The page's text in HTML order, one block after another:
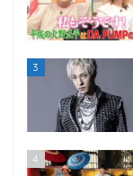
3
4